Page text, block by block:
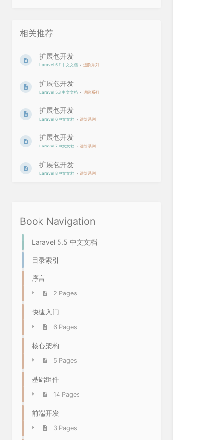
Book Navigation
Laravel 5.5 中文文档
目录索引
序言
2 Pages
快速入门
6 Pages
核心架构
5 Pages
基础组件
14 Pages
前端开发
3 Pages
相关推荐
扩展包开发
Laravel 5.7 中文文档 进阶系列
扩展包开发
Laravel 5.8 中文文档 进阶系列
扩展包开发
Laravel 6 中文文档 进阶系列
扩展包开发
Laravel 7 中文文档 进阶系列
扩展包开发
Laravel 8 中文文档 进阶系列